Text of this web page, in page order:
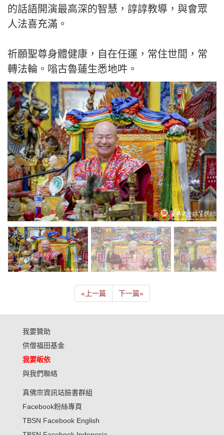
的話語開演最高深的智慧，諄諄教導，與會眾
人法喜充滿。
祈願聖尊身體健康，自在任運，常住世間，常
轉法輪。嗡古魯蓮生悉地吽。
« 上一篇 下一篇»
我要贊助
供僧福田基金
我要皈依
與我們聯絡
真佛宗資訊站臉書群組
Facebook粉絲專頁
TBSN Facebook English